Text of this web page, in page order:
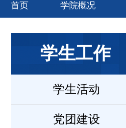
首页 学院概况
学生工作
学生活动
党团建设